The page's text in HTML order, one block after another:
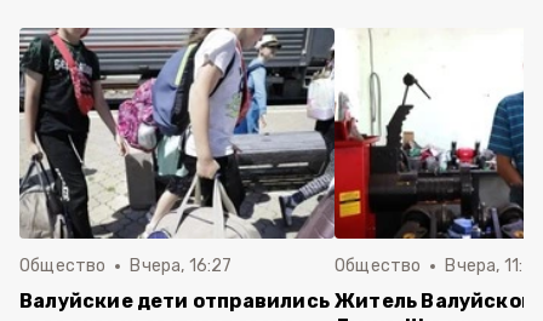
Общество Вчера, 16:27
Валуйские дети отправились
Общество Вчера,
Житель